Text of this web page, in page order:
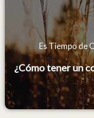
Es Tiempo de
¿Cómo tener un